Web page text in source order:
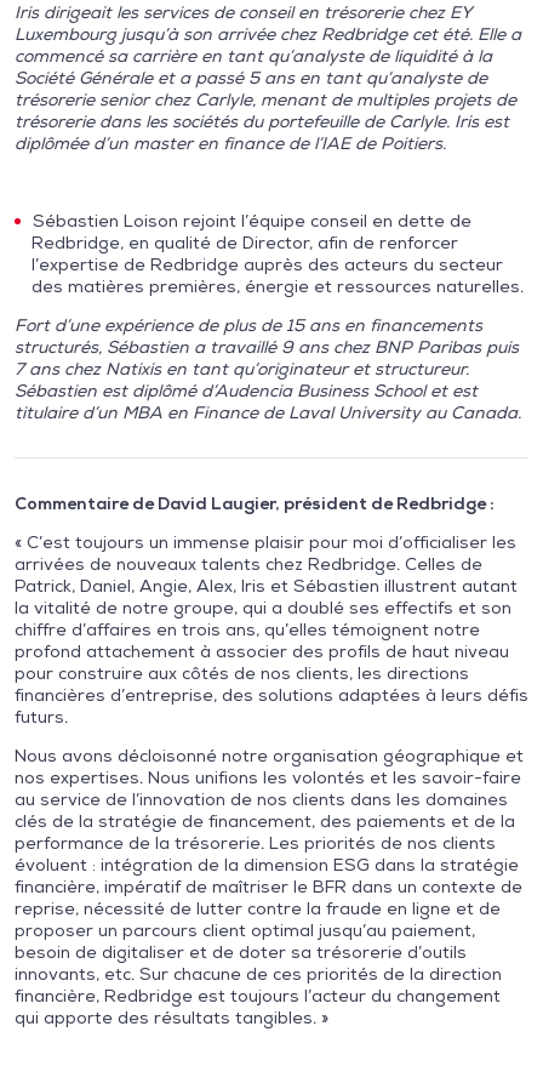
Iris dirigeait les services de conseil en trésorerie chez EY
Luxembourg jusqu’à son arrivée chez Redbridge cet été. Elle a
commencé sa carrière en tant qu’analyste de liquidité à la
Société Générale et a passé 5 ans en tant qu’analyste de
trésorerie senior chez Carlyle, menant de multiples projets de
trésorerie dans les sociétés du portefeuille de Carlyle. Iris est
diplômée d’un master en finance de l’IAE de Poitiers.
Sébastien Loison rejoint l’équipe conseil en dette de
Redbridge, en qualité de Director, afin de renforcer
l’expertise de Redbridge auprès des acteurs du secteur
des matières premières, énergie et ressources naturelles.
Fort d’une expérience de plus de 15 ans en financements
structurés, Sébastien a travaillé 9 ans chez BNP Paribas puis
7 ans chez Natixis en tant qu’originateur et structureur.
Sébastien est diplômé d’Audencia Business School et est
titulaire d’un MBA en Finance de Laval University au Canada.
Commentaire de David Laugier, président de Redbridge :
« C’est toujours un immense plaisir pour moi d’officialiser les
arrivées de nouveaux talents chez Redbridge. Celles de
Patrick, Daniel, Angie, Alex, Iris et Sébastien illustrent autant
la vitalité de notre groupe, qui a doublé ses effectifs et son
chiffre d’affaires en trois ans, qu’elles témoignent notre
profond attachement à associer des profils de haut niveau
pour construire aux côtés de nos clients, les directions
financières d’entreprise, des solutions adaptées à leurs défis
futurs.
Nous avons décloisonné notre organisation géographique et
nos expertises. Nous unifions les volontés et les savoir-faire
au service de l’innovation de nos clients dans les domaines
clés de la stratégie de financement, des paiements et de la
performance de la trésorerie. Les priorités de nos clients
évoluent : intégration de la dimension ESG dans la stratégie
financière, impératif de maîtriser le BFR dans un contexte de
reprise, nécessité de lutter contre la fraude en ligne et de
proposer un parcours client optimal jusqu’au paiement,
besoin de digitaliser et de doter sa trésorerie d’outils
innovants, etc. Sur chacune de ces priorités de la direction
financière, Redbridge est toujours l’acteur du changement
qui apporte des résultats tangibles. »